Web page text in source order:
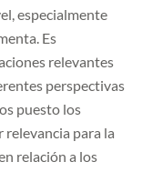
especialmente
Es
relevantes
perspectivas
puesto los
para la
relación a los